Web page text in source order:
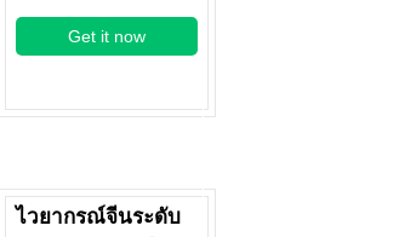
Get it now
ไวยากรณ์จีนระดับ